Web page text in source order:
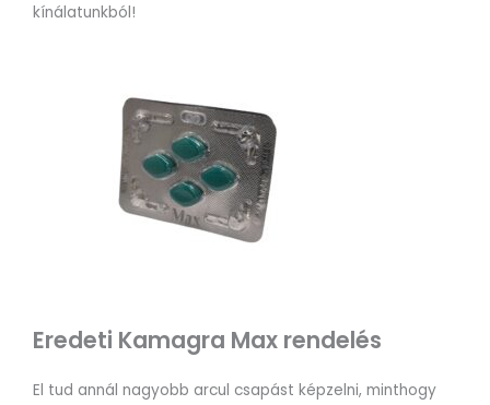
kínálatunkból!
Eredeti Kamagra Max rendelés
El tud annál nagyobb arcul csapást képzelni, minthogy